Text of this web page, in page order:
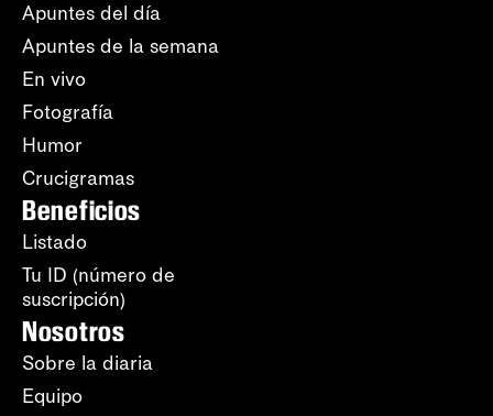
Apuntes del día
Apuntes de la semana
En vivo
Fotografía
Humor
Crucigramas
Beneficios
Listado
Tu ID (número de
suscripción)
Nosotros
Sobre la diaria
Equipo